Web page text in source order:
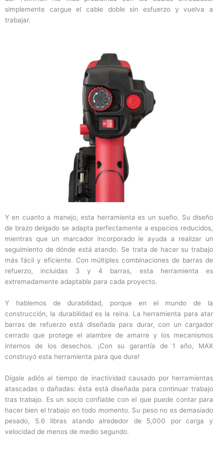
simplemente cargue el cable doble sin esfuerzo y vuelva a
trabajar.
Y en cuanto a manejo, esta herramienta es un sueño. Su diseño
de brazo delgado se adapta perfectamente a espacios reducidos,
mientras que un marcador incorporado le ayuda a realizar un
seguimiento de dónde está atando. Se trata de hacer su trabajo
más fácil y eficiente. Con múltiples combinaciones de barras de
refuerzo, incluidas 3 y 4 barras, esta herramienta es
extremadamente adaptable para cada proyecto.
Y hablemos de durabilidad, porque en el mundo de la
construcción, la durabilidad es la reina. La herramienta para atar
barras de refuerzo está diseñada para durar, con un cargador
cerrado que protege el alambre de amarre y los mecanismos
internos de los desechos. ¡Con su garantía de 1 año, MAX
construyó esta herramienta para que dure!
Dígale adiós al tiempo de inactividad causado por herramientas
atascadas o dañadas: ésta está diseñada para continuar trabajo
tras trabajo. Es un socio confiable con el que puede contar para
hacer bien el trabajo en todo momento. Su peso no es demasiado
pesado, 5.6 libras atando alrededor de 5,000 por carga y
velocidad de menos de medio segundo.